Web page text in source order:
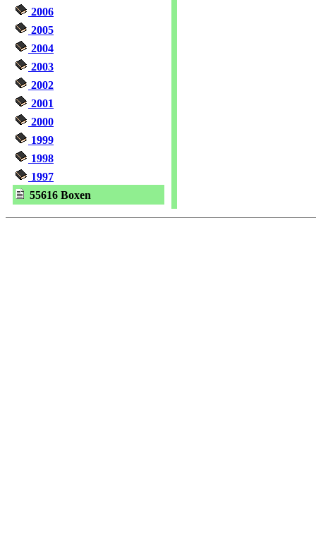
2006
2005
2004
2003
2002
2001
2000
1999
1998
1997
55616 Boxen